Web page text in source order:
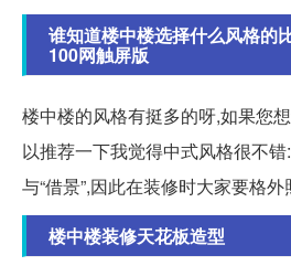
谁知道楼中楼选择什么风格的
100网触屏版
楼中楼的风格有挺多的呀,如果您
以推荐一下我觉得中式风格很不
与“借景”,因此在装修时大家要格外
楼中楼装修天花板造型